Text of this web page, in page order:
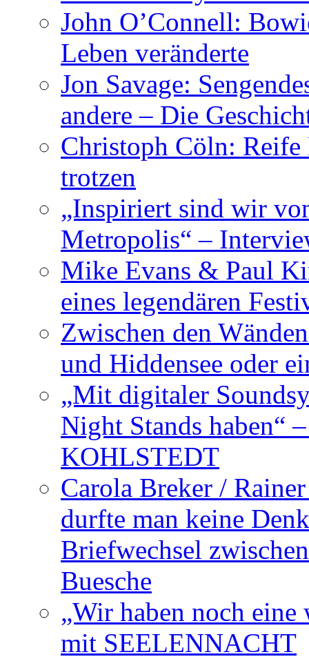
John O’Connell:
Leben veränderte
Jon Savage:
andere – Die
Christoph Cöln:
trotzen
„Inspiriert sind wir
Metropolis“ –
Mike Evans & Paul
eines legendären
Zwischen den
und Hiddensee oder
„Mit digitaler
Night Stands haben“
KOHLSTEDT
Carola Breker /
durfte man keine
Briefwechsel
Buesche
„Wir haben noch
mit SEELENNACHT